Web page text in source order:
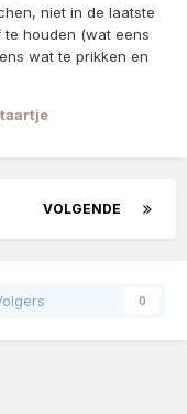
niet in de laatste
houden (wat eens
wat te prikken en
VOLGENDE
0